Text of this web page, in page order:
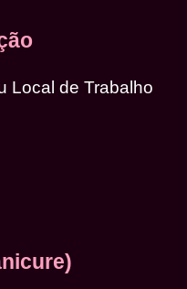
Local de Trabalho